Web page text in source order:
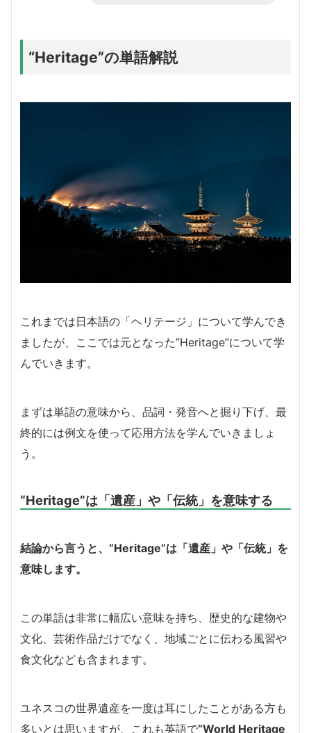
“Heritage”の単語解説
これまでは日本語の「ヘリテージ」について学んでき
ましたが、ここでは元となった”Heritage”について学
んでいきます。
まずは単語の意味から、品詞・発音へと掘り下げ、最
終的には例文を使って応用方法を学んでいきましょ
う。
“Heritage”は「遺産」や「伝統」を意味する
結論から言うと、”Heritage”は「遺産」や「伝統」を
意味します。
この単語は非常に幅広い意味を持ち、歴史的な建物や
文化、芸術作品だけでなく、地域ごとに伝わる風習や
食文化なども含まれます。
ユネスコの世界遺産を一度は耳にしたことがある方も
多いとは思いますが、これも英語で“World Heritage